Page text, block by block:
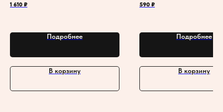
маслом авокадо
1 610 ₽
Подробнее
В корзину
590 ₽
Подробнее
В корзину